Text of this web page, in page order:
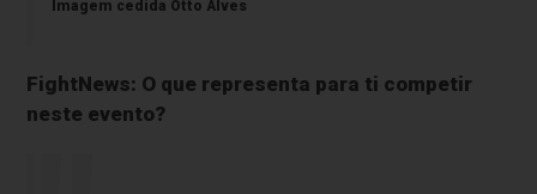
Imagem cedida Otto Alves
FightNews: O que representa para ti competir
neste evento?